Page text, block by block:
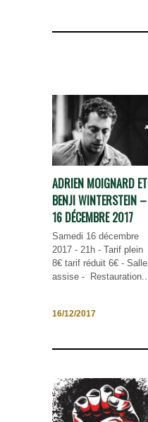
ADRIEN MOIGNARD ET
BENJI WINTERSTEIN –
16 DÉCEMBRE 2017
Samedi 16 décembre
2017 - 21h - Tarif plein
8€ tarif réduit 6€ - Salle
assise - Restauration...
16/12/2017